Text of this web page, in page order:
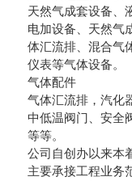
天然气成套设备、
电加设备、天然气
体汇流排、混合气
仪表等气体设备。
气体配件
气体汇流排，汽化
中低温阀门、安全
等等。
公司自创办以来本
主要承接工程业务